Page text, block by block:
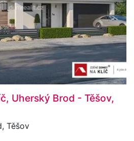
Uherský Brod - Těšov,
Těšov